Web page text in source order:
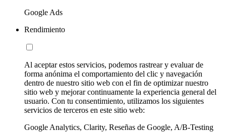
Google Ads
Rendimiento
Al aceptar estos servicios, podemos rastrear y evaluar de
forma anónima el comportamiento del clic y navegación
dentro de nuestro sitio web con el fin de optimizar nuestro
sitio web y mejorar continuamente la experiencia general del
usuario. Con tu consentimiento, utilizamos los siguientes
servicios de terceros en este sitio web:
Google Analytics, Clarity, Reseñas de Google, A/B-Testing